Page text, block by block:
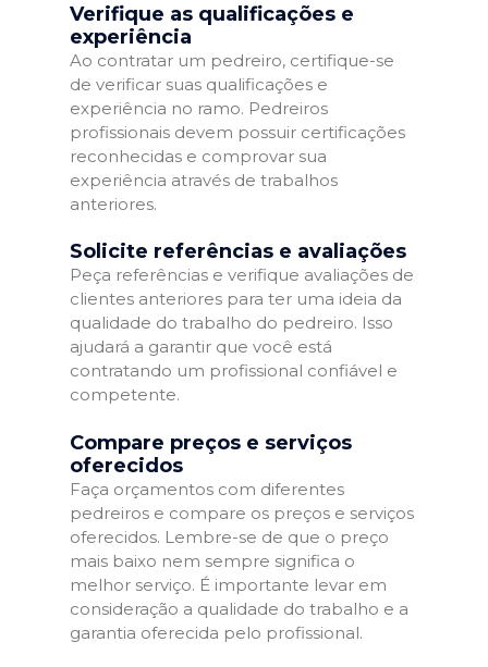
Verifique as qualificações e
experiência
Ao contratar um pedreiro, certifique-se
de verificar suas qualificações e
experiência no ramo. Pedreiros
profissionais devem possuir certificações
reconhecidas e comprovar sua
experiência através de trabalhos
anteriores.
Solicite referências e avaliações
Peça referências e verifique avaliações de
clientes anteriores para ter uma ideia da
qualidade do trabalho do pedreiro. Isso
ajudará a garantir que você está
contratando um profissional confiável e
competente.
Compare preços e serviços
oferecidos
Faça orçamentos com diferentes
pedreiros e compare os preços e serviços
oferecidos. Lembre-se de que o preço
mais baixo nem sempre significa o
melhor serviço. É importante levar em
consideração a qualidade do trabalho e a
garantia oferecida pelo profissional.